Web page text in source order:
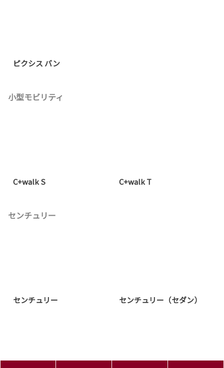
ピクシス バン
小型モビリティ
C+walk S C+walk T
センチュリー
センチュリー センチュリー（セダン）